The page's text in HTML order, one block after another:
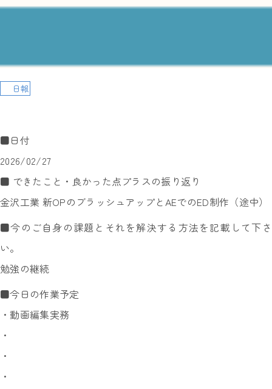
日報
■日付
2026/02/27
■ できたこと・良かった点プラスの振り返り
金沢工業 新OPのブラッシュアップとAEでのED制作（途中）
■今のご自身の課題とそれを解決する方法を記載して下さ
い。
勉強の継続
■今日の作業予定
・動画編集実務
・
・
・